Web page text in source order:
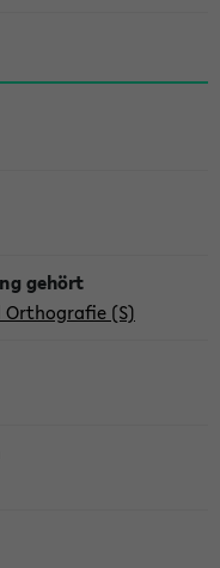
Orthografie (S)